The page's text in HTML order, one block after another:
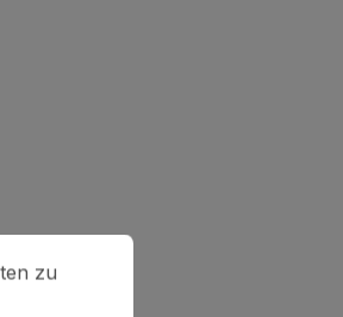
zu können.
Mehr Informationen ...
zu